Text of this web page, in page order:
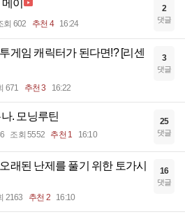
이
회 602 추천 4 16:24
2
댓글
게임 캐릭터가 된다면!? [리센
671 추천 3 16:22
3
댓글
. 모닝루틴
조회 5552 추천 1 16:10
25
댓글
래된 난제를 풀기 위한 토가시
2163 추천 2 16:10
16
댓글